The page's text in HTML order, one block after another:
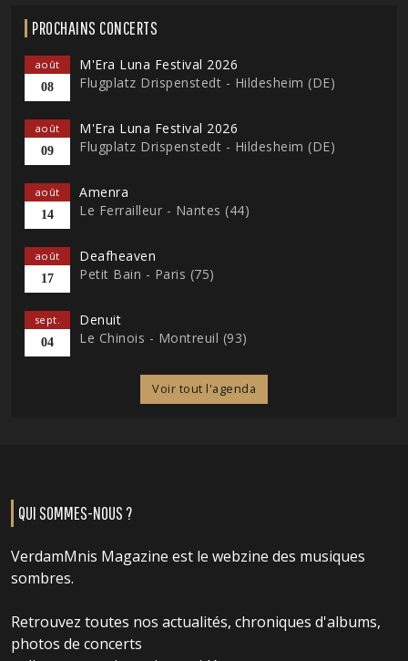
PROCHAINS CONCERTS
août
08
M'Era Luna Festival 2026
Flugplatz Drispenstedt - Hildesheim (DE)
août
09
M'Era Luna Festival 2026
Flugplatz Drispenstedt - Hildesheim (DE)
août
14
Amenra
Le Ferrailleur - Nantes (44)
août
17
Deafheaven
Petit Bain - Paris (75)
sept.
04
Denuit
Le Chinois - Montreuil (93)
Voir tout l'agenda
QUI SOMMES-NOUS ?
VerdamMnis Magazine est le webzine des musiques
sombres.
Retrouvez toutes nos actualités, chroniques d'albums,
photos de concerts